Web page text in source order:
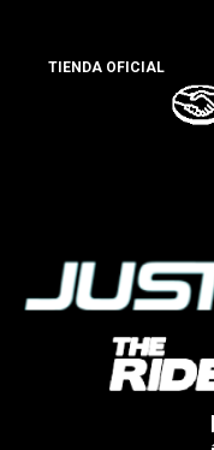
TIENDA OFICIAL